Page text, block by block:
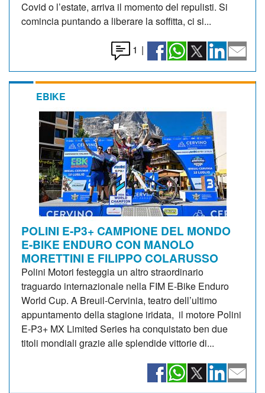
Covid o l’estate, arriva il momento del repulisti. Si
comincia puntando a liberare la soffitta, ci si...
1 |
EBIKE
POLINI E-P3+ CAMPIONE DEL MONDO
E-BIKE ENDURO CON MANOLO
MORETTINI E FILIPPO COLARUSSO
Polini Motori festeggia un altro straordinario
traguardo internazionale nella FIM E-Bike Enduro
World Cup. A Breuil-Cervinia, teatro dell’ultimo
appuntamento della stagione iridata, il motore Polini
E-P3+ MX Limited Series ha conquistato ben due
titoli mondiali grazie alle splendide vittorie di...